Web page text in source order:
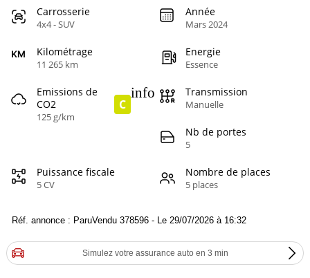
Carrosserie
4x4 - SUV
Année
Mars 2024
Kilométrage
11 265 km
Energie
Essence
Emissions de
CO2
125 g/km
C
info Transmission
Manuelle
Nb de portes
5
Puissance fiscale
5 CV
Nombre de places
5 places
Réf. annonce : ParuVendu 378596 - Le 29/07/2026 à 16:32
Simulez votre assurance auto en 3 min